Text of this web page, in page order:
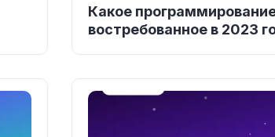
Какое
востребованное в 2023